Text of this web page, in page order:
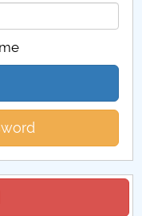
2025
2025